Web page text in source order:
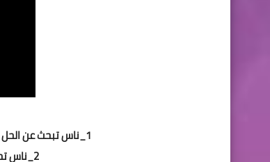
1_ناس تبحث عن الحل السحري ويلف ويدور حول نفسه سنين وسنين وميتغيرش
2_ناس تحسسك إنك ساحر هتعطيهم تعويذتين يخسوا